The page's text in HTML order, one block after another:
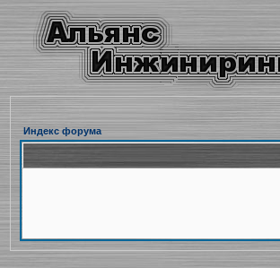
Индекс форума